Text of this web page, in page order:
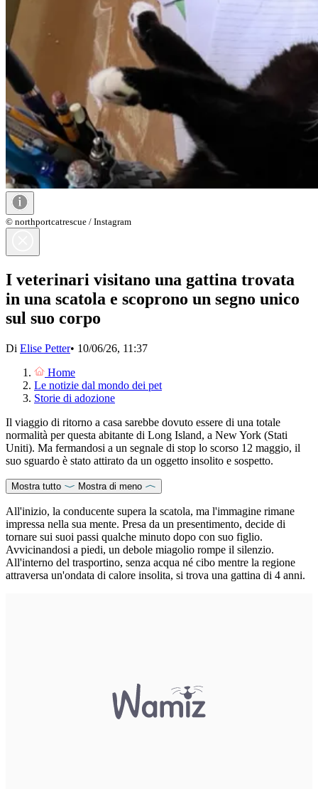
© northportcatrescue / Instagram
I veterinari visitano una gattina trovata
in una scatola e scoprono un segno unico
sul suo corpo
Di Elise Petter• 10/06/26, 11:37
Home
Le notizie dal mondo dei pet
Storie di adozione
Il viaggio di ritorno a casa sarebbe dovuto essere di una totale
normalità per questa abitante di Long Island, a New York (Stati
Uniti). Ma fermandosi a un segnale di stop lo scorso 12 maggio, il
suo sguardo è stato attirato da un oggetto insolito e sospetto.
Mostra tutto Mostra di meno
All'inizio, la conducente supera la scatola, ma l'immagine rimane
impressa nella sua mente. Presa da un presentimento, decide di
tornare sui suoi passi qualche minuto dopo con suo figlio.
Avvicinandosi a piedi, un debole miagolio rompe il silenzio.
All'interno del trasportino, senza acqua né cibo mentre la regione
attraversa un'ondata di calore insolita, si trova una gattina di 4 anni.